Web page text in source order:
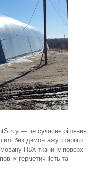
— це сучасне рішення
без демонтажу старого
ПВХ тканину поверх
герметичність та